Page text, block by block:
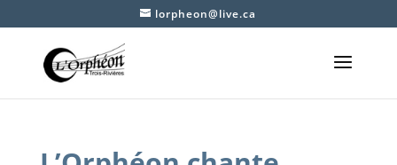
lorpheon@live.ca